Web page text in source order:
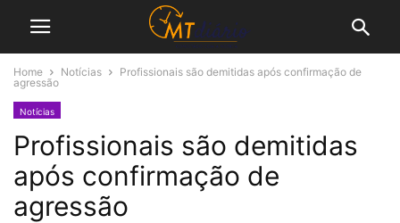
Home Notícias
Profissionais são demitidas após confirmação de
agressão
Notícias
Profissionais são demitidas
após confirmação de
agressão